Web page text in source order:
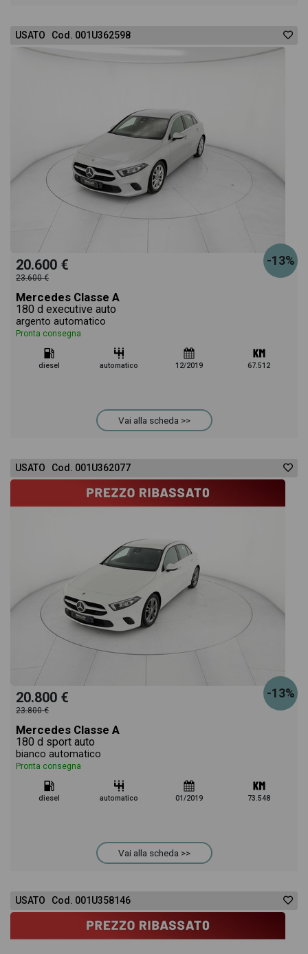
USATO Cod. 001U362598
-13%
20.600 €
23.600 €
Mercedes Classe A
180 d executive auto
argento automatico
Pronta consegna
diesel automatico 12/2019 67.512
Vai alla scheda >>
USATO Cod. 001U362077
-13%
20.800 €
23.800 €
Mercedes Classe A
180 d sport auto
bianco automatico
Pronta consegna
diesel automatico 01/2019 73.548
Vai alla scheda >>
USATO Cod. 001U358146